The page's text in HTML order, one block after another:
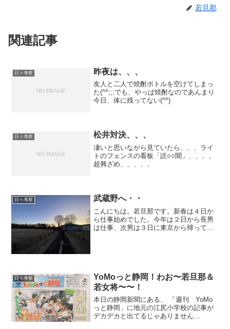
若旦那
関連記事
日々考察 昨夜は、、、
友人と二人で焼酎ボトルを空けてしまっ
た(^^;;;でも、やっぱ焼酎なのであんまり
今日、体に残ってない(^^)
日々考察 松井対決、、、
凄いと思いながら見ていたら、、、ライ
トのフェンスの看板「読○○聞」、、、、
超興ざめ、、、、、
日々考察 武蔵野へ・・
こんにちは。若旦那です。新春は４日か
ら仕事始めでした。今年は２日から長男
は仕事、次男は３日に東京から帰って来
日々考察
YoMoっと静岡！わお〜若旦那＆
若女将〜〜！
本日の静岡新聞にある、 「週刊 YoMo
っと静岡」に地元の江尻小学校の記事が
デカデカと出てるじゃありません